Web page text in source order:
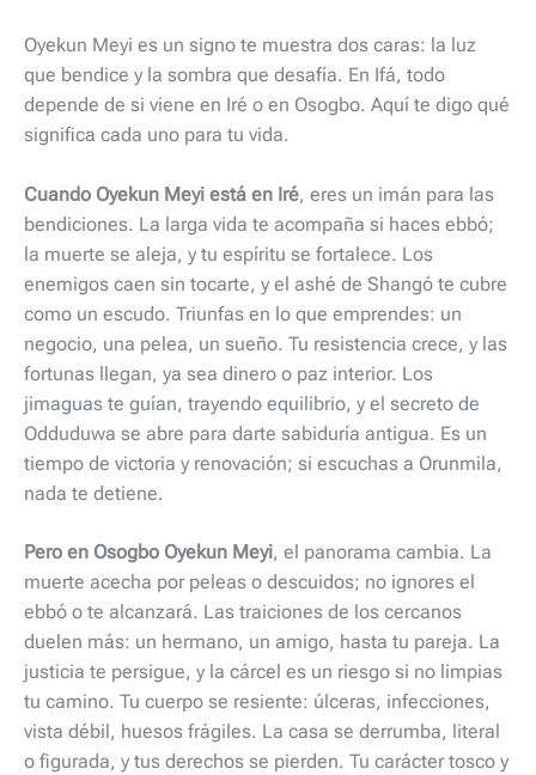
Oyekun Meyi es un signo te muestra dos caras: la luz
que bendice y la sombra que desafía. En Ifá, todo
depende de si viene en Iré o en Osogbo. Aquí te digo qué
significa cada uno para tu vida.
Cuando Oyekun Meyi está en Iré, eres un imán para las
bendiciones. La larga vida te acompaña si haces ebbó;
la muerte se aleja, y tu espíritu se fortalece. Los
enemigos caen sin tocarte, y el ashé de Shangó te cubre
como un escudo. Triunfas en lo que emprendes: un
negocio, una pelea, un sueño. Tu resistencia crece, y las
fortunas llegan, ya sea dinero o paz interior. Los
jimaguas te guían, trayendo equilibrio, y el secreto de
Odduduwa se abre para darte sabiduría antigua. Es un
tiempo de victoria y renovación; si escuchas a Orunmila,
nada te detiene.
Pero en Osogbo Oyekun Meyi, el panorama cambia. La
muerte acecha por peleas o descuidos; no ignores el
ebbó o te alcanzará. Las traiciones de los cercanos
duelen más: un hermano, un amigo, hasta tu pareja. La
justicia te persigue, y la cárcel es un riesgo si no limpias
tu camino. Tu cuerpo se resiente: úlceras, infecciones,
vista débil, huesos frágiles. La casa se derrumba, literal
o figurada, y tus derechos se pierden. Tu carácter tosco y